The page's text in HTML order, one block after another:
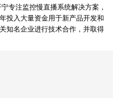
专注监控慢直播系统解决方案，
投入大量资金用于新产品开发和
知名企业进行技术合作，并取得